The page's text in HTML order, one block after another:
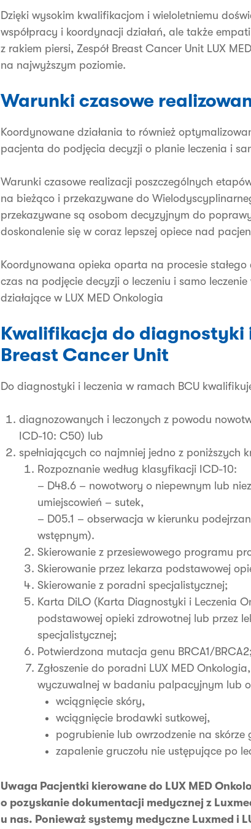
Dzięki wysokim kwalifikacjom i wieloletniemu
współpracy i koordynacji działań, ale także
z rakiem piersi, Zespół Breast Cancer Unit LUX
na najwyższym poziomie.
Warunki czasowe
Koordynowane działania to również
pacjenta do podjęcia decyzji o planie leczenia i
Warunki czasowe realizacji poszczególnych
na bieżąco i przekazywane do
przekazywane są osobom decyzyjnym do
doskonalenie się w coraz lepszej opiece nad
Koordynowana opieka oparta na procesie
czas na podjęcie decyzji o leczeniu i samo
działające w LUX MED Onkologia
Kwalifikacja do diagnostyki
Breast Cancer Unit
Do diagnostyki i leczenia w ramach BCU
diagnozowanych i leczonych z powodu
ICD-10: C50) lub
spełniających co najmniej jedno z poniższych
Rozpoznanie według klasyfikacji ICD-10:
– D48.6 – nowotwory o niepewnym lub
umiejscowień – sutek,
– D05.1 – obserwacja w kierunku
wstępnym).
Skierowanie z przesiewowego programu
Skierowanie przez lekarza podstawowej
Skierowanie z poradni specjalistycznej;
Karta DiLO (Karta Diagnostyki i Leczenia
podstawowej opieki zdrowotnej lub przez
specjalistycznej;
Potwierdzona mutacja genu BRCA1/BRCA2;
Zgłoszenie do poradni LUX MED
wyczuwalnej w badaniu palpacyjnym lub
wciągnięcie skóry,
wciągnięcie brodawki sutkowej,
pogrubienie lub owrzodzenie na skórze
zapalenie gruczołu nie ustępujące po
Uwaga Pacjentki kierowane do LUX MED
o pozyskanie dokumentacji medycznej z
u nas. Ponieważ systemy medyczne Luxmed i